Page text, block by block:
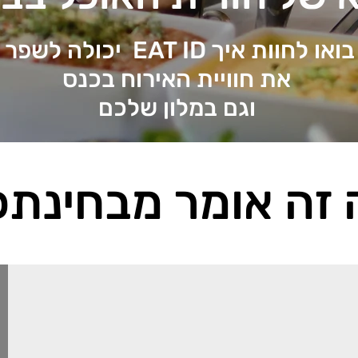
בואו לחוות איך EAT ID
יכולה
את חוויית האירוח בכנס
וגם במלון שלכם
זה אומר